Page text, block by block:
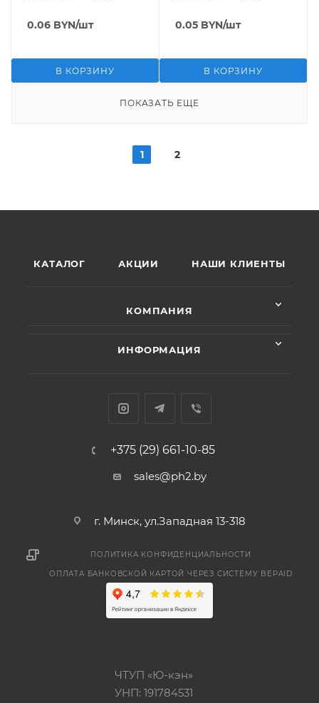
0.06 BYN/шт
В КОРЗИНУ
0.05 BYN/шт
В КОРЗИНУ
ПОКАЗАТЬ ЕЩЕ
1 2
КАТАЛОГ АКЦИИ НАШИ КЛИЕНТЫ
КОМПАНИЯ
ИНФОРМАЦИЯ
+375 (29) 661-10-85
sales@ph2.by
г. Минск, ул.Западная 13-318
ПОЛИТИКА КОНФИДЕНЦИАЛЬНОСТИ
ОПЛАТА БАНКОВСКОЙ КАРТОЙ ЧЕРЕЗ СИСТЕМУ BEPAID
ЧТУП «Ю-кэн»
УНП: 191784531